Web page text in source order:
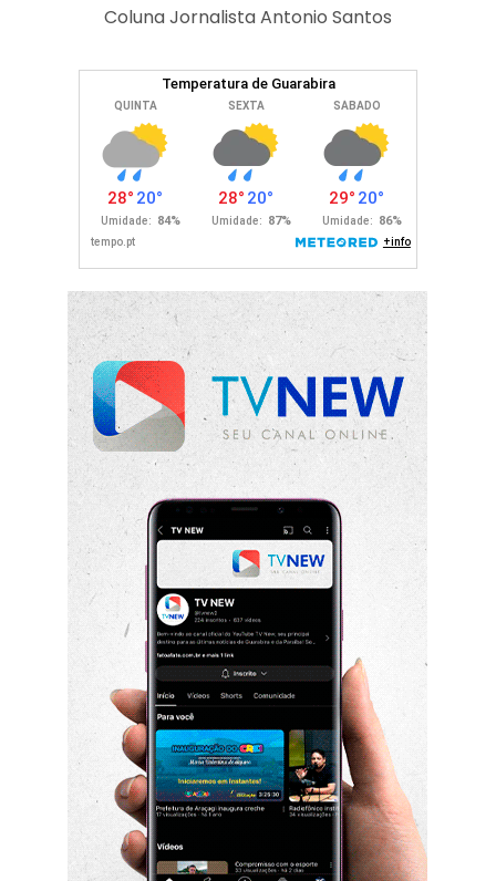
Coluna Jornalista Antonio Santos